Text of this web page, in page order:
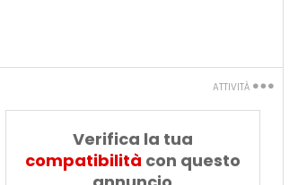
ATTIVITÀ
Dillo a un
amico
Verifica la tua
compatibilità con questo